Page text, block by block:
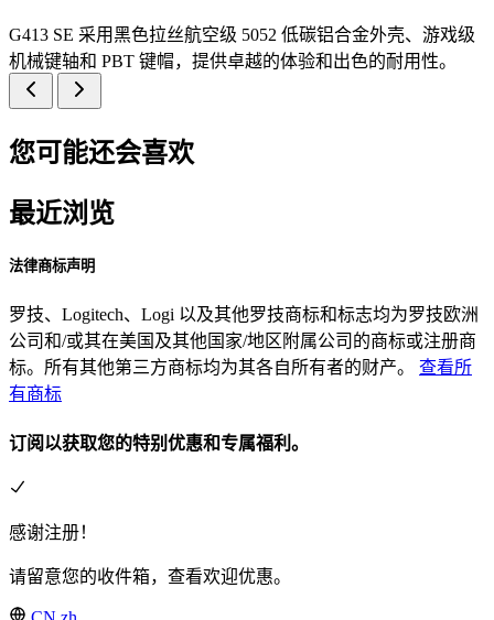
G413 SE 采用黑色拉丝航空级 5052 低碳铝合金外壳、游戏级
机械键轴和 PBT 键帽，提供卓越的体验和出色的耐用性。
您可能还会喜欢
最近浏览
法律商标声明
罗技、Logitech、Logi 以及其他罗技商标和标志均为罗技欧洲
公司和/或其在美国及其他国家/地区附属公司的商标或注册商
标。所有其他第三方商标均为其各自所有者的财产。 查看所
有商标
订阅以获取您的特别优惠和专属福利。
感谢注册！
请留意您的收件箱，查看欢迎优惠。